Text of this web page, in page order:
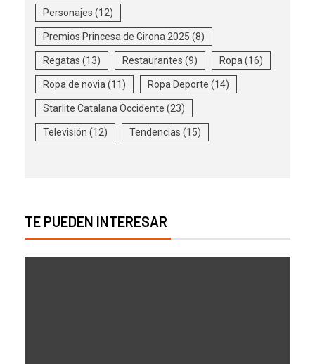
Personajes (12)
Premios Princesa de Girona 2025 (8)
Regatas (13) Restaurantes (9) Ropa (16)
Ropa de novia (11) Ropa Deporte (14)
Starlite Catalana Occidente (23)
Televisión (12) Tendencias (15)
TE PUEDEN INTERESAR